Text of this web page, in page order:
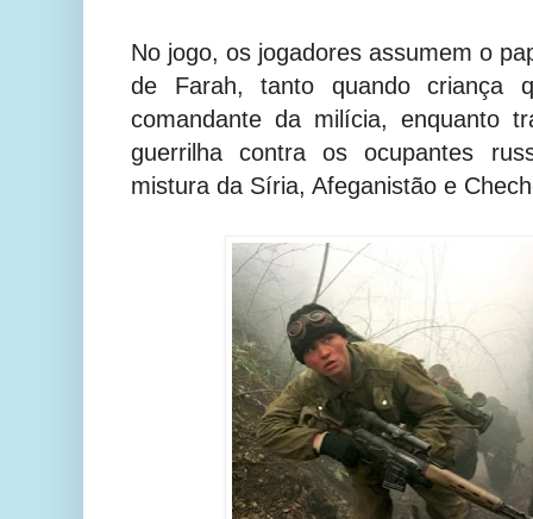
No jogo, os jogadores assumem o
de Farah, tanto quando criança
comandante da milícia, enquanto
guerrilha contra os ocupantes
mistura da Síria, Afeganistão e